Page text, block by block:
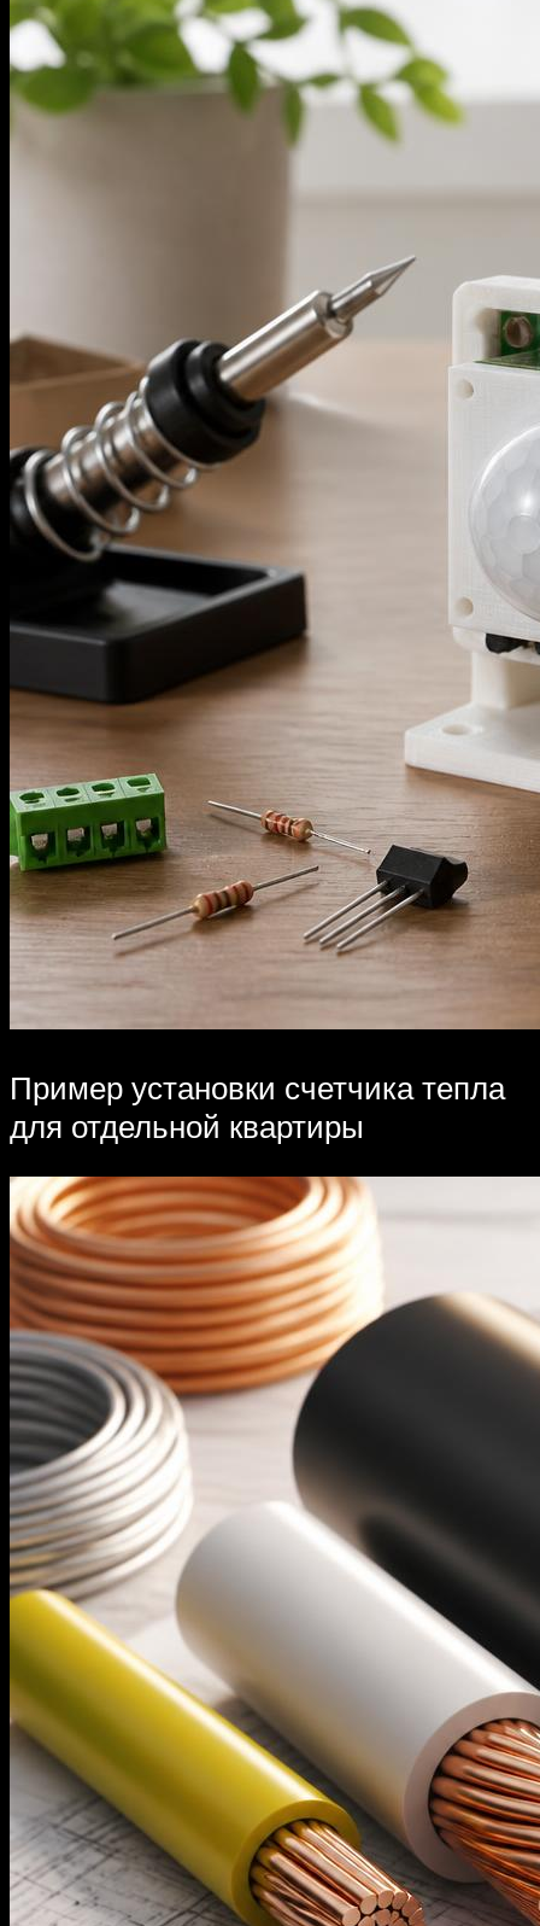
Пример установки счетчика тепла
для отдельной квартиры